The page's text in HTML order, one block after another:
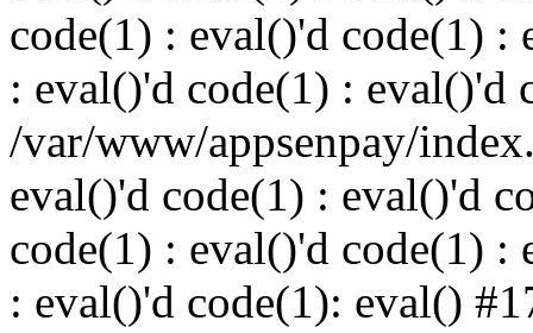
code(1) : eval()'d code(1) :
: eval()'d code(1) : eval()'d
/var/www/appsenpay/
eval()'d code(1) : eval()'d
code(1) : eval()'d code(1) :
: eval()'d code(1): eval()